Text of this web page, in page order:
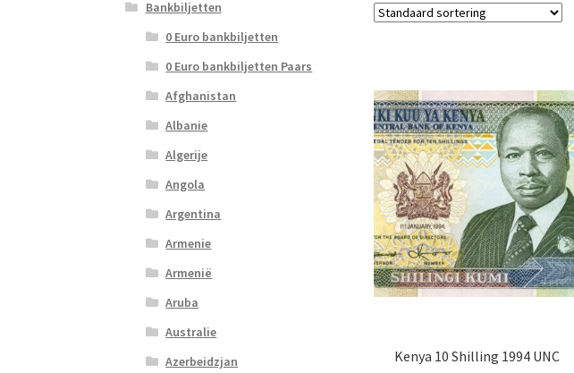
Kenya 10 Shilling 1994 UNC
Bankbiljetten
0 Euro bankbiljetten
0 Euro bankbiljetten Paars
Afghanistan
Albanie
Algerije
Angola
Argentina
Armenie
Armenië
Aruba
Australie
Azerbeidzjan